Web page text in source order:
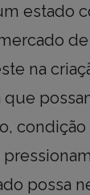
estado
na
que
possa